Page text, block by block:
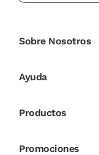
Sobre Nosotros
Ayuda
Productos
Promociones